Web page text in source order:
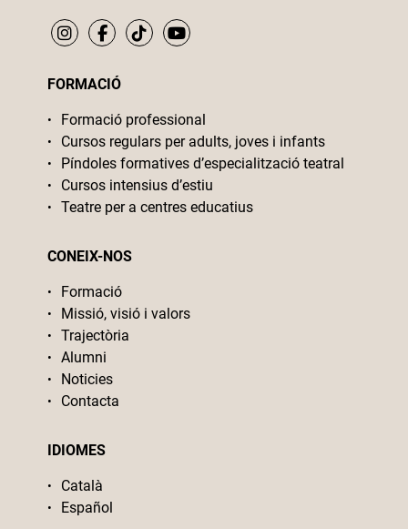
FORMACIÓ
Formació professional
Cursos regulars per adults, joves i infants
Píndoles formatives d’especialització teatral
Cursos intensius d’estiu
Teatre per a centres educatius
CONEIX-NOS
Formació
Missió, visió i valors
Trajectòria
Alumni
Noticies
Contacta
IDIOMES
Català
Español